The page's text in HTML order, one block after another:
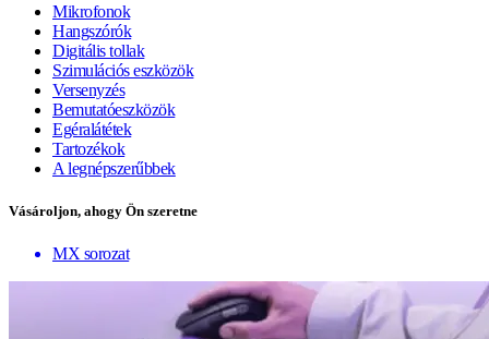
Mikrofonok
Hangszórók
Digitális tollak
Szimulációs eszközök
Versenyzés
Bemutatóeszközök
Egéralátétek
Tartozékok
A legnépszerűbbek
Vásároljon, ahogy Ön szeretne
MX sorozat